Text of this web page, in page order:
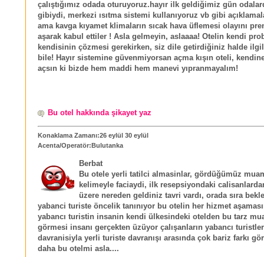
çalıştığımız odada oturuyoruz.hayır ilk geldiğimiz gün
gibiydi, merkezi ısıtma sistemi kullanıyoruz vb gibi
ama kavga kıyamet klimaların sıcak hava üflemesi olayını
aşarak kabul ettiler ! Asla gelmeyin, aslaaaa! Otelin kendi
kendisinin çözmesi gerekirken, siz dile getirdiğiniz halde
bile! Hayır sistemine güvenmiyorsan açma kışın oteli,
açsın ki bizde hem maddi hem manevi yıpranmayalım!
Bu otel hakkında şikayet yaz
Konaklama Zamanı:26 eylül 30 eylül
Acenta/Operatör:Bulutanka
Berbat
Bu otele yerli tatilci almasinlar, gördüğümüz
kelimeyle faciaydi, ilk resepsiyondaki
üzere nereden geldiniz tavri vardı, orada sıra
yabanci turiste öncelik tanınıyor bu otelin her hizmet
yabancı turistin insanin kendi ülkesindeki otelden bu tarz
görmesi insanı gerçekten üzüyor çalışanların yabancı
davranisiyla yerli turiste davranışı arasında çok bariz farkı
daha bu otelmi asla....